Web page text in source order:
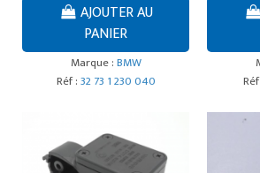
AJOUTER AU
PANIER
Marque :BMW
Réf :32 73 1 230 040